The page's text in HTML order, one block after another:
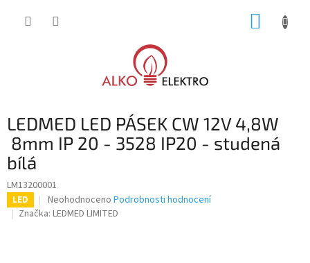
LEDMED LED PÁSEK CW 12V 4,8W
8mm IP 20 - 3528 IP20 - studená
bílá
LM13200001
LED
Průměrné
hodnocení
Neohodnoceno Podrobnosti hodnocení
Značka: LEDMED LIMITED